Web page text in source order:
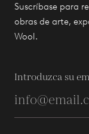
Suscríbase para
obras de arte,
Wool.
Introduzca su